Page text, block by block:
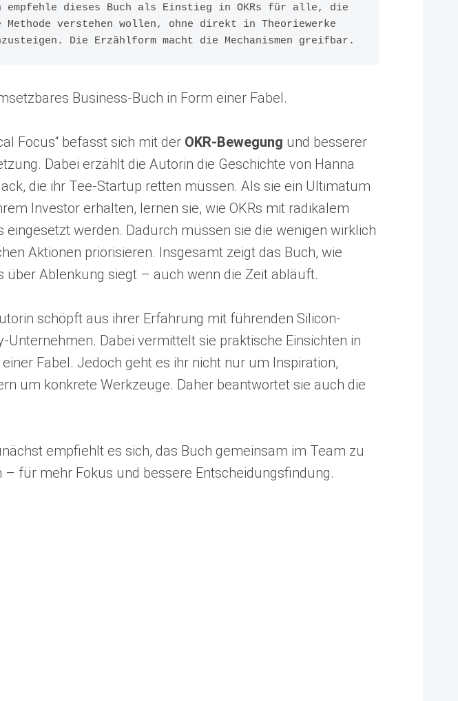
empfehle dieses Buch als Einstieg in OKRs für alle, die
Methode verstehen wollen, ohne direkt in Theoriewerke
Die Erzählform macht die Mechanismen greifbar.
Business-Buch in Form einer Fabel.
Focus“ befasst sich mit der OKR-Bewegung und besserer
Dabei erzählt die Autorin die Geschichte von Hanna
die ihr Tee-Startup retten müssen. Als sie ein Ultimatum
Investor erhalten, lernen sie, wie OKRs mit radikalem
eingesetzt werden. Dadurch müssen sie die wenigen wirklich
Aktionen priorisieren. Insgesamt zeigt das Buch, wie
über Ablenkung siegt – auch wenn die Zeit abläuft.
schöpft aus ihrer Erfahrung mit führenden Silicon-
Unternehmen. Dabei vermittelt sie praktische Einsichten in
Fabel. Jedoch geht es ihr nicht nur um Inspiration,
um konkrete Werkzeuge. Daher beantwortet sie auch die
empfiehlt es sich, das Buch gemeinsam im Team zu
für mehr Fokus und bessere Entscheidungsfindung.